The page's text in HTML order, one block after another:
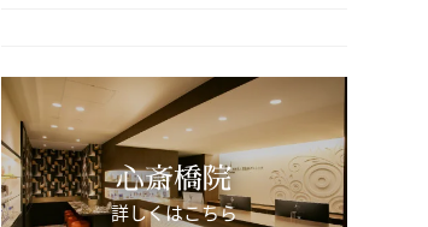
心斎橋院
詳しくはこちら